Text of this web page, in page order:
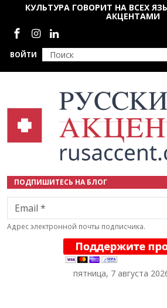
Перейти к основному содержанию
ВОЙТИ
КУЛЬТУРА ГОВОРИТ НА ВСЕХ
АКЦЕНТАМИ
Социальные сети
ПОДПИШИТЕСЬ НА БЛОГ
Email
Адрес электронной почты подписчика.
пятница, 7 августа